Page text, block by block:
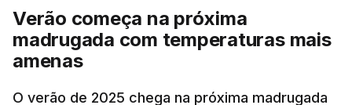
Verão começa na próxima
madrugada com temperaturas mais
amenas
O verão de 2025 chega na próxima madrugada